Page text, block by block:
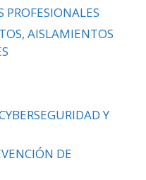
PROFESIONALES
AISLAMIENTOS
Y
DE